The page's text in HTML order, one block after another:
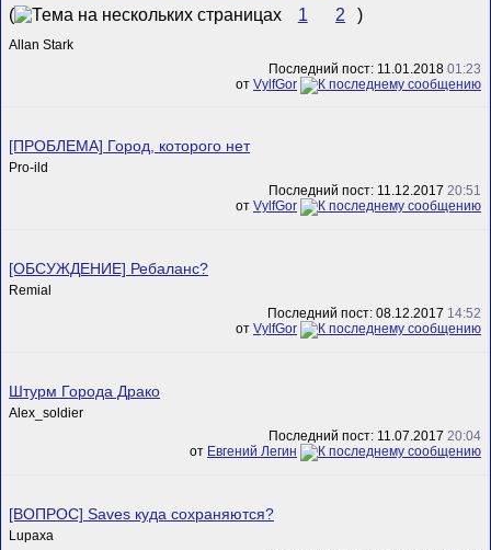
( 1 2 )
Allan Stark
Последний пост: 11.01.2018 01:23
от VylfGor
[ПРОБЛЕМА] Город, которого нет
Pro-ild
Последний пост: 11.12.2017 20:51
от VylfGor
[ОБСУЖДЕНИЕ] Ребаланс?
Remial
Последний пост: 08.12.2017 14:52
от VylfGor
Штурм Города Драко
Alex_soldier
Последний пост: 11.07.2017 20:04
от Евгений Легин
[ВОПРОС] Saves куда сохраняются?
Lupaxa